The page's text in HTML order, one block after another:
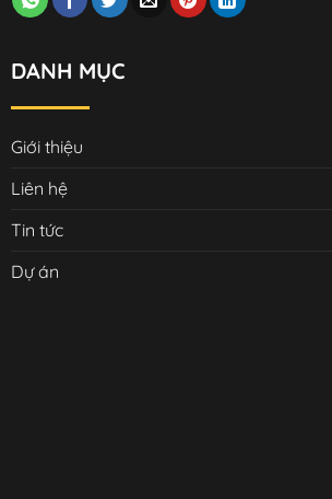
DANH MỤC
Giới thiệu
Liên hệ
Tin tức
Dự án